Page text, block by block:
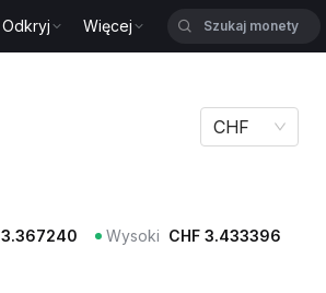
Odkryj Więcej
CHF
3.367240 Wysoki CHF 3.433396